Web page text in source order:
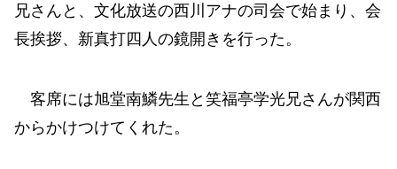
兄さんと、文化放送の西川アナの司会で始まり、会
長挨拶、新真打四人の鏡開きを行った。
客席には旭堂南鱗先生と笑福亭学光兄さんが関西
からかけつけてくれた。